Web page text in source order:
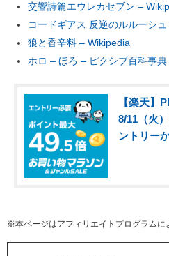
交響詩篇エウレカセブン –
コードギアス 反逆のルルーシ
狼と香辛料 – Wikipedia
ホロ – ほろ – ピクシブ百科事
【楽天】
8/11（火
ントリー
※本ページはアフィリエイトプログラムに